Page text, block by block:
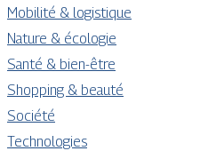
Mobilité & logistique
Nature & écologie
Santé & bien-être
Shopping & beauté
Société
Technologies